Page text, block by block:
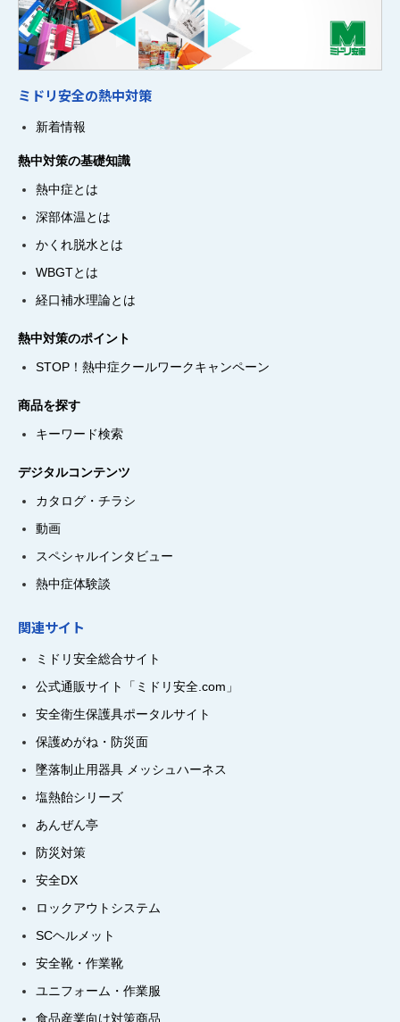
ミドリ安全の熱中対策
新着情報
熱中対策の基礎知識
熱中症とは
深部体温とは
かくれ脱水とは
WBGTとは
経口補水理論とは
熱中対策のポイント
STOP！熱中症クールワークキャンペーン
商品を探す
キーワード検索
デジタルコンテンツ
カタログ・チラシ
動画
スペシャルインタビュー
熱中症体験談
関連サイト
ミドリ安全総合サイト
公式通販サイト「ミドリ安全.com」
安全衛生保護具ポータルサイト
保護めがね・防災面
墜落制止用器具 メッシュハーネス
塩熱飴シリーズ
あんぜん亭
防災対策
安全DX
ロックアウトシステム
SCヘルメット
安全靴・作業靴
ユニフォーム・作業服
食品産業向け対策商品